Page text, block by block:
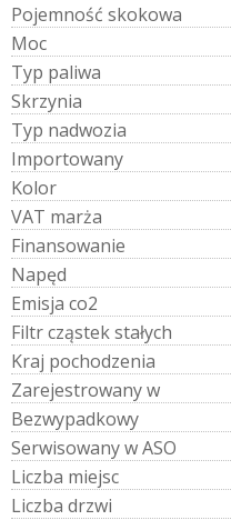
Pojemność skokowa
Moc
Typ paliwa
Skrzynia
Typ nadwozia
Importowany
Kolor
VAT marża
Finansowanie
Napęd
Emisja co2
Filtrcząstekstałych
Kraj pochodzenia
Zarejestrowanyw
Bezwypadkowy
SerwisowanywASO
Liczba miejsc
Liczba drzwi